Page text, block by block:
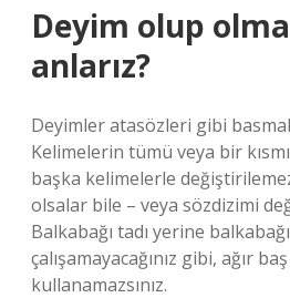
Deyim olup
anlarız?
Deyimler atasözleri gibi
Kelimelerin tümü veya bir
başka kelimelerle
olsalar bile – veya sözdizimi
Balkabağı tadı yerine
çalışamayacağınız gibi, ağır
kullanamazsınız.